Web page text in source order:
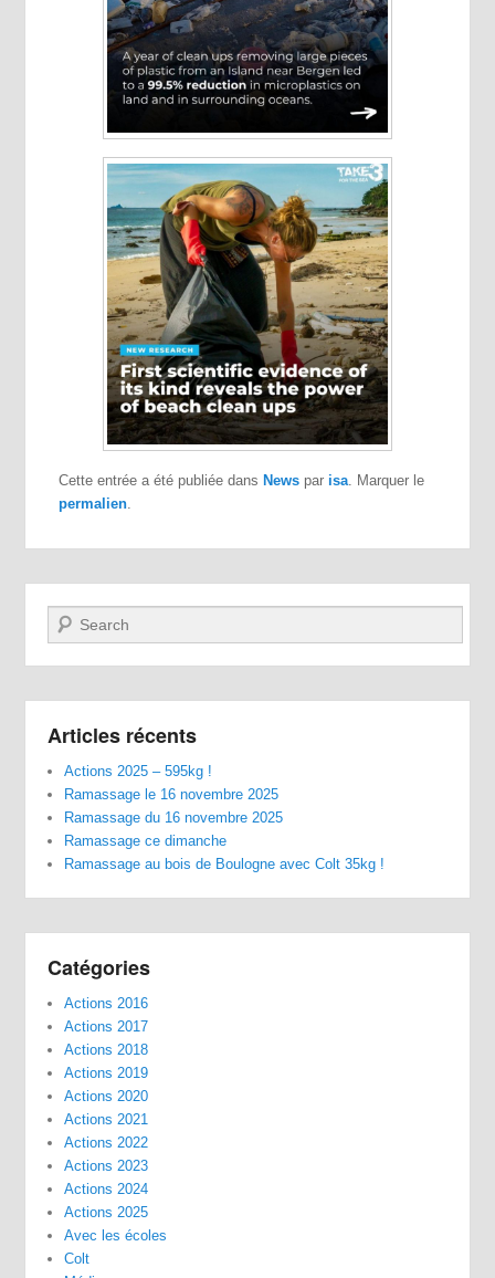
Cette entrée a été publiée dans News par isa . Marquer le
permalien
Recherche
Articles récents
Actions 2025 – 595kg !
Ramassage le 16 novembre 2025
Ramassage du 16 novembre 2025
Ramassage ce dimanche
Ramassage au bois de Boulogne avec Colt 35kg !
Catégories
Actions 2016
Actions 2017
Actions 2018
Actions 2019
Actions 2020
Actions 2021
Actions 2022
Actions 2023
Actions 2024
Actions 2025
Avec les écoles
Colt